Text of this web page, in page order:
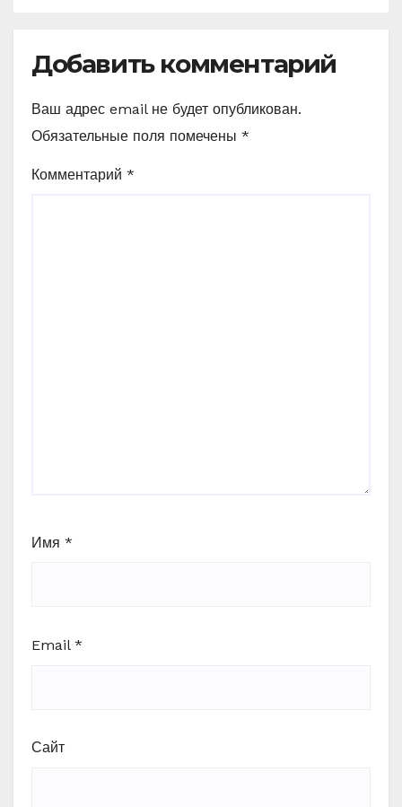
Добавить комментарий
Ваш адрес email не будет опубликован.
Обязательные поля помечены *
Комментарий *
Имя *
Email *
Сайт